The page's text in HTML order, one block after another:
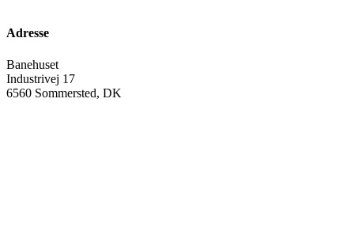
Adresse
Banehuset
Industrivej 17
6560 Sommersted, DK